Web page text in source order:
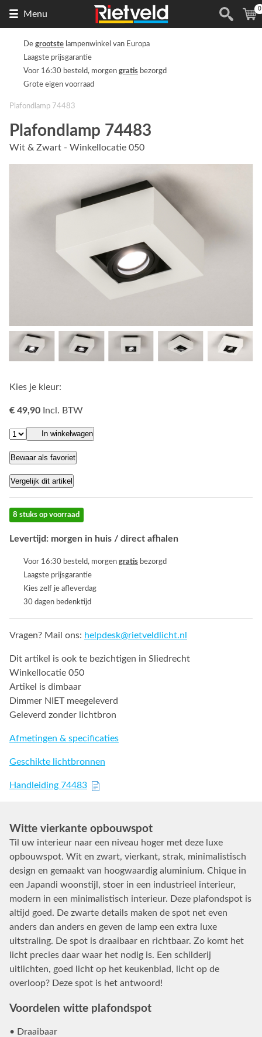
Menu
de
(
0
De grootste lampenwinkel van Europa
Laagste prijsgarantie
Voor 16:30 besteld, morgen gratis bezorgd
Grote eigen voorraad
Plafondlamp 74483
Plafondlamp 74483
Wit & Zwart - Winkellocatie 050
Kies je kleur:
€ 49,90 Incl. BTW
In winkelwagen
Bewaar als favoriet
Vergelijk dit artikel
8 stuks op voorraad
Levertijd: morgen in huis / direct afhalen
Voor 16:30 besteld, morgen gratis bezorgd
Laagste prijsgarantie
Kies zelf je afleverdag
30 dagen bedenktijd
Vragen? Mail ons: helpdesk@rietveldlicht.nl
Dit artikel is ook te bezichtigen in Sliedrecht
Winkellocatie 050
Artikel is dimbaar
Dimmer NIET meegeleverd
Geleverd zonder lichtbron
Afmetingen & specificaties
Geschikte lichtbronnen
Handleiding 74483
Witte vierkante opbouwspot
Til uw interieur naar een niveau hoger met deze luxe
opbouwspot. Wit en zwart, vierkant, strak, minimalistisch
design en gemaakt van hoogwaardig aluminium. Chique in
een Japandi woonstijl, stoer in een industrieel interieur,
modern in een minimalistisch interieur. Deze plafondspot is
altijd goed. De zwarte details maken de spot net even
anders dan anders en geven de lamp een extra luxe
uitstraling. De spot is draaibaar en richtbaar. Zo komt het
licht precies daar waar het nodig is. Een schilderij
uitlichten, goed licht op het keukenblad, licht op de
overloop? Deze spot is het antwoord!
Voordelen witte plafondspot
• Draaibaar